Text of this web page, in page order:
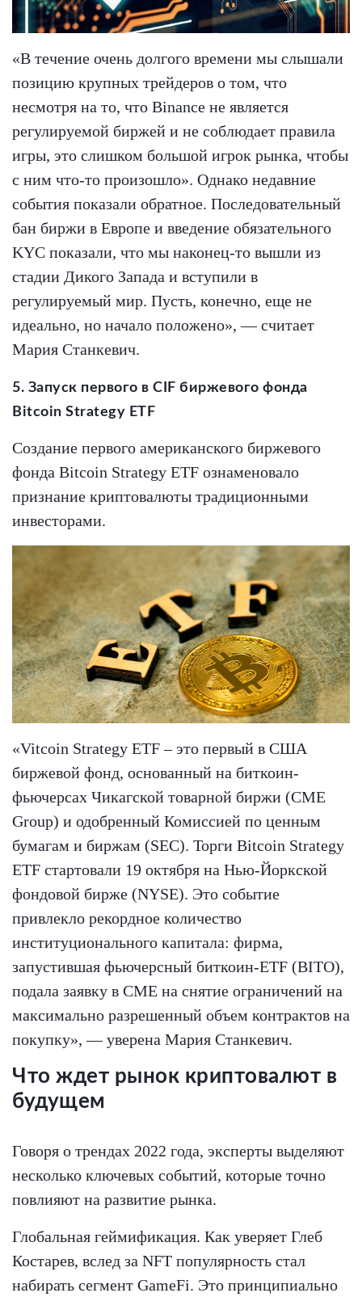
«В течение очень долгого времени мы слышали
позицию крупных трейдеров о том, что
несмотря на то, что Binance не является
регулируемой биржей и не соблюдает правила
игры, это слишком большой игрок рынка, чтобы
с ним что-то произошло». Однако недавние
события показали обратное. Последовательный
бан биржи в Европе и введение обязательного
KYC показали, что мы наконец-то вышли из
стадии Дикого Запада и вступили в
регулируемый мир. Пусть, конечно, еще не
идеально, но начало положено», — считает
Мария Станкевич.
5. Запуск первого в CIF биржевого фонда
Bitcoin Strategy ETF
Создание первого американского биржевого
фонда Bitcoin Strategy ETF ознаменовало
признание криптовалюты традиционными
инвесторами.
«Vitcoin Strategy ETF – это первый в США
биржевой фонд, основанный на биткоин-
фьючерсах Чикагской товарной биржи (CME
Group) и одобренный Комиссией по ценным
бумагам и биржам (SEC). Торги Bitcoin Strategy
ETF стартовали 19 октября на Нью-Йоркской
фондовой бирже (NYSE). Это событие
привлекло рекордное количество
институционального капитала: фирма,
запустившая фьючерсный биткоин-ETF (BITO),
подала заявку в CME на снятие ограничений на
максимально разрешенный объем контрактов на
покупку», — уверена Мария Станкевич.
Что ждет рынок криптовалют в
будущем
Говоря о трендах 2022 года, эксперты выделяют
несколько ключевых событий, которые точно
повлияют на развитие рынка.
Глобальная геймификация. Как уверяет Глеб
Костарев, вслед за NFT популярность стал
набирать сегмент GameFi. Это принципиально